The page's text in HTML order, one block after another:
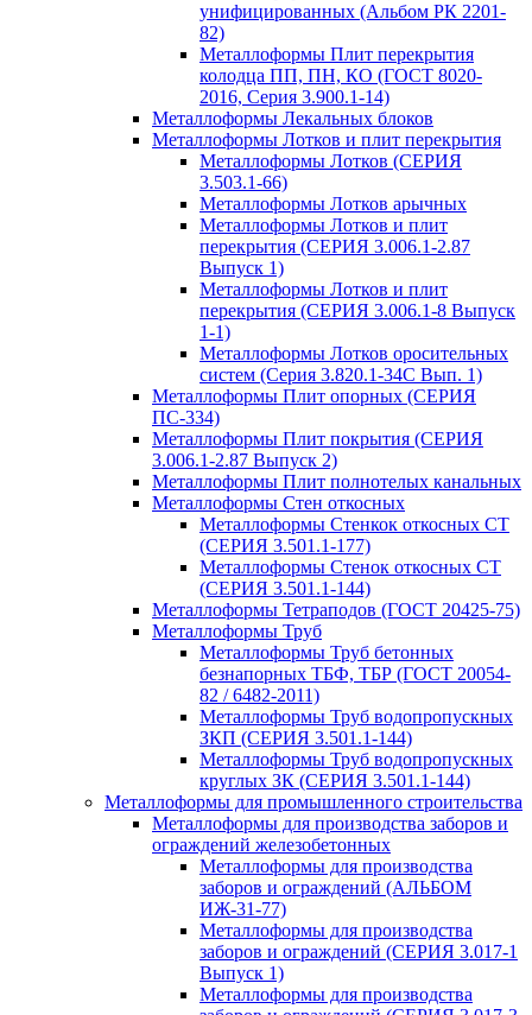
унифицированных (Альбом РК 2201-
82)
Металлоформы Плит перекрытия
колодца ПП, ПН, КО (ГОСТ 8020-
2016, Серия 3.900.1-14)
Металлоформы Лекальных блоков
Металлоформы Лотков и плит перекрытия
Металлоформы Лотков (СЕРИЯ
3.503.1-66)
Металлоформы Лотков арычных
Металлоформы Лотков и плит
перекрытия (СЕРИЯ 3.006.1-2.87
Выпуск 1)
Металлоформы Лотков и плит
перекрытия (СЕРИЯ 3.006.1-8 Выпуск
1-1)
Металлоформы Лотков оросительных
систем (Серия 3.820.1-34С Вып. 1)
Металлоформы Плит опорных (СЕРИЯ
ПС-334)
Металлоформы Плит покрытия (СЕРИЯ
3.006.1-2.87 Выпуск 2)
Металлоформы Плит полнотелых канальных
Металлоформы Стен откосных
Металлоформы Стенкок откосных СТ
(СЕРИЯ 3.501.1-177)
Металлоформы Стенок откосных СТ
(СЕРИЯ 3.501.1-144)
Металлоформы Тетраподов (ГОСТ 20425-75)
Металлоформы Труб
Металлоформы Труб бетонных
безнапорных ТБФ, ТБР (ГОСТ 20054-
82 / 6482-2011)
Металлоформы Труб водопропускных
ЗКП (СЕРИЯ 3.501.1-144)
Металлоформы Труб водопропускных
круглых ЗК (СЕРИЯ 3.501.1-144)
Металлоформы для промышленного строительства
Металлоформы для производства заборов и
ограждений железобетонных
Металлоформы для производства
заборов и ограждений (АЛЬБОМ
ИЖ-31-77)
Металлоформы для производства
заборов и ограждений (СЕРИЯ 3.017-1
Выпуск 1)
Металлоформы для производства